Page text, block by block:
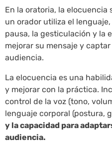
En la oratoria, la elocuencia
un orador utiliza el
pausa, la gesticulación y la
mejorar su mensaje y
audiencia.
La elocuencia es una
y mejorar con la práctica.
control de la voz (tono,
lenguaje corporal (postura,
y la capacidad para
audiencia.